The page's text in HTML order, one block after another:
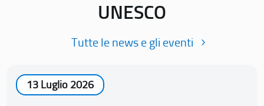
UNESCO
Tutte le news e gli eventi
13 Luglio 2026